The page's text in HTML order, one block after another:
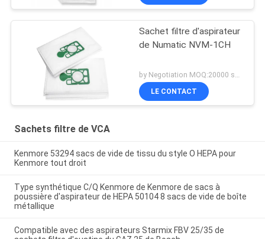
Sachet filtre d'aspirateur
de Numatic NVM-1CH
LE CONTACT
Sachets filtre de VCA
Kenmore 53294 sacs de vide de tissu du style O HEPA pour
Kenmore tout droit
Type synthétique C/Q Kenmore de Kenmore de sacs à
poussière d'aspirateur de HEPA 50104 8 sacs de vide de boîte
métallique
Compatible avec des aspirateurs Starmix FBV 25/35 de